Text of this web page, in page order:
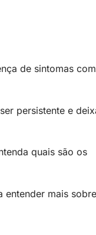
de sintomas
persistente e
quais são os
entender mais sobre